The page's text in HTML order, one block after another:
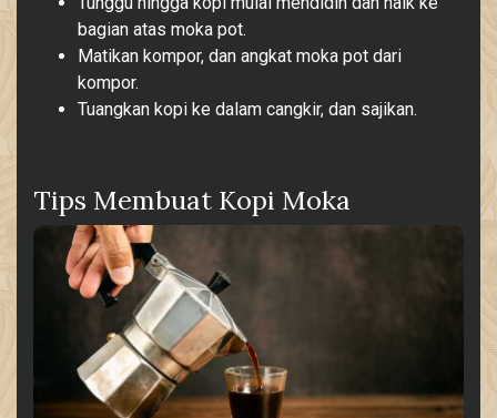
bagian atas moka pot.
Matikan kompor, dan angkat moka pot dari
kompor.
Tuangkan kopi ke dalam cangkir, dan sajikan.
Tips Membuat Kopi Moka